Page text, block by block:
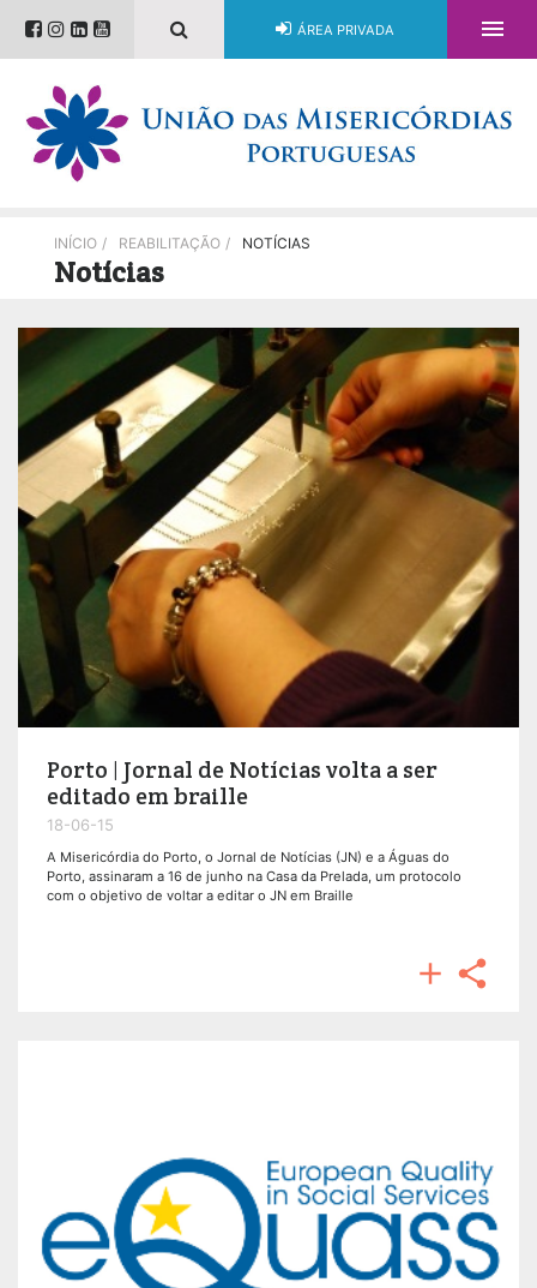
ÁREA PRIVADA 
INÍCIO / REABILITAÇÃO / NOTÍCIAS
Notícias
Porto | Jornal de Notícias volta a ser
editado em braille
18-06-15
A Misericórdia do Porto, o Jornal de Notícias (JN) e a Águas do
Porto, assinaram a 16 de junho na Casa da Prelada, um protocolo
com o objetivo de voltar a editar o JN em Braille
 